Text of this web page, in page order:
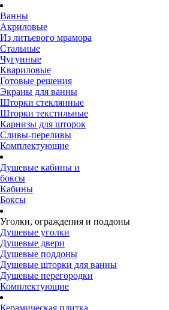
Ванны
Акриловые
Из литьевого мрамора
Стальные
Чугунные
Квариловые
Готовые решения
Экраны для ванны
Шторки стеклянные
Шторки текстильные
Карнизы для шторок
Сливы-переливы
Комплектующие
Душевые кабины и
боксы
Кабины
Боксы
Уголки, ограждения и поддоны
Душевые уголки
Душевые двери
Душевые поддоны
Душевые шторки для ванны
Душевые перегородки
Комплектующие
Керамическая плитка